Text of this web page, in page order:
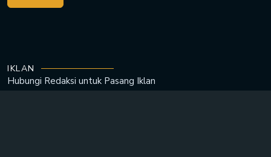
IKLAN
Hubungi Redaksi untuk Pasang Iklan